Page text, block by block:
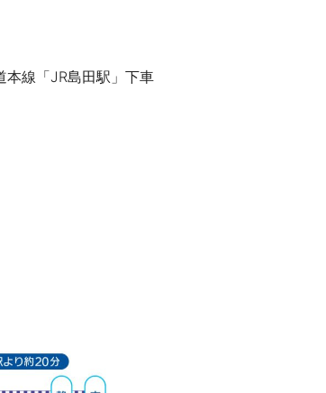
本線「JR島田駅」下車